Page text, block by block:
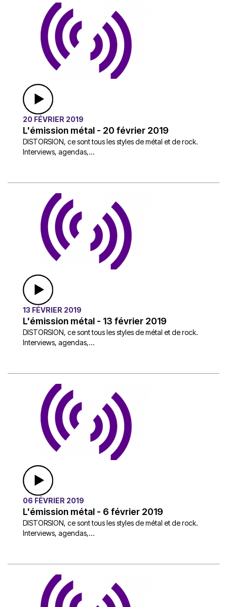
20 FÉVRIER 2019
L'émission métal - 20 février 2019
DISTORSION, ce sont tous les styles de métal et de rock.
Interviews, agendas,...
13 FÉVRIER 2019
L'émission métal - 13 février 2019
DISTORSION, ce sont tous les styles de métal et de rock.
Interviews, agendas,...
06 FÉVRIER 2019
L'émission métal - 6 février 2019
DISTORSION, ce sont tous les styles de métal et de rock.
Interviews, agendas,...